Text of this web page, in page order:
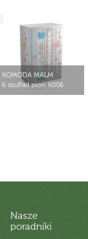
KOMODA MALM
6 szuflad pion K006
Nasze
poradniki